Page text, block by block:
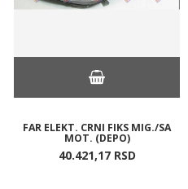
FAR ELEKT. CRNI FIKS MIG./SA
MOT. (DEPO)
40.421,17 RSD